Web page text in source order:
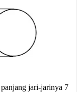
jari-jarinya 7